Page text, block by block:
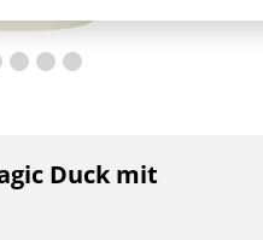
Duck mit